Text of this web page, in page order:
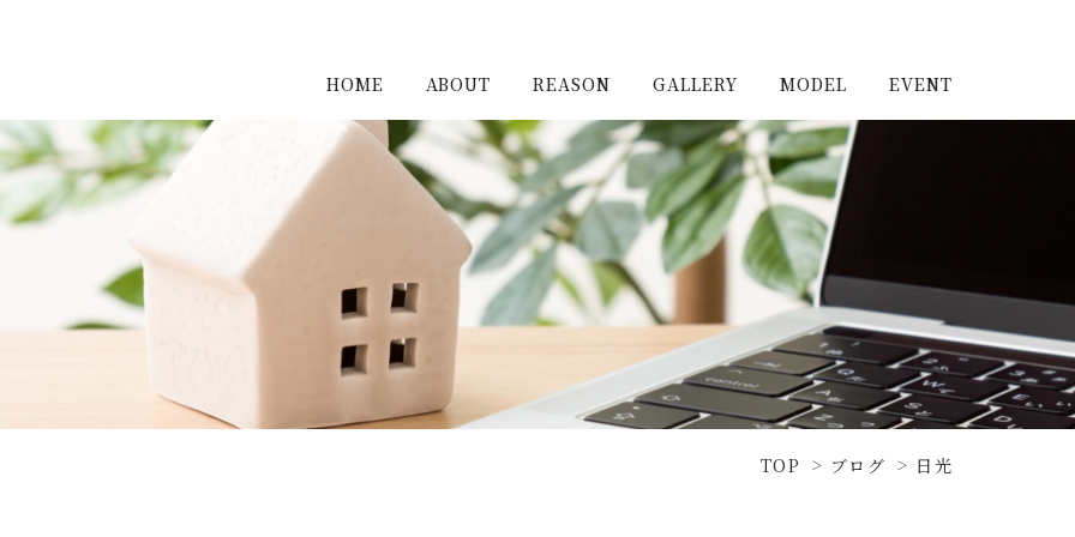
HOME ABOUT REASON GALLERY
施工実例（新築）
施工実例（リノベーショ
ン）
MODEL
浦和住宅公園
浦和住宅展示場Miraizu
大宮北ハウジングステージ
EVENT
TOP ブログ 日光